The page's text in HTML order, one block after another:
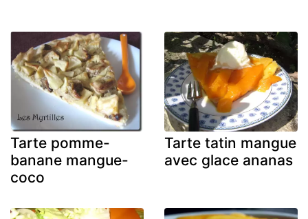
Tarte pomme-
banane mangue-
coco
Tarte tatin mangue
avec glace ananas